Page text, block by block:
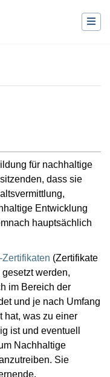
für nachhaltige
dass sie
Entwicklung
hauptsächlich
Zertifikaten (Zertifikate
werden,
im Bereich der
und je nach Umfang
hat, was zu einer
ist und eventuell
Nachhaltige
Sie